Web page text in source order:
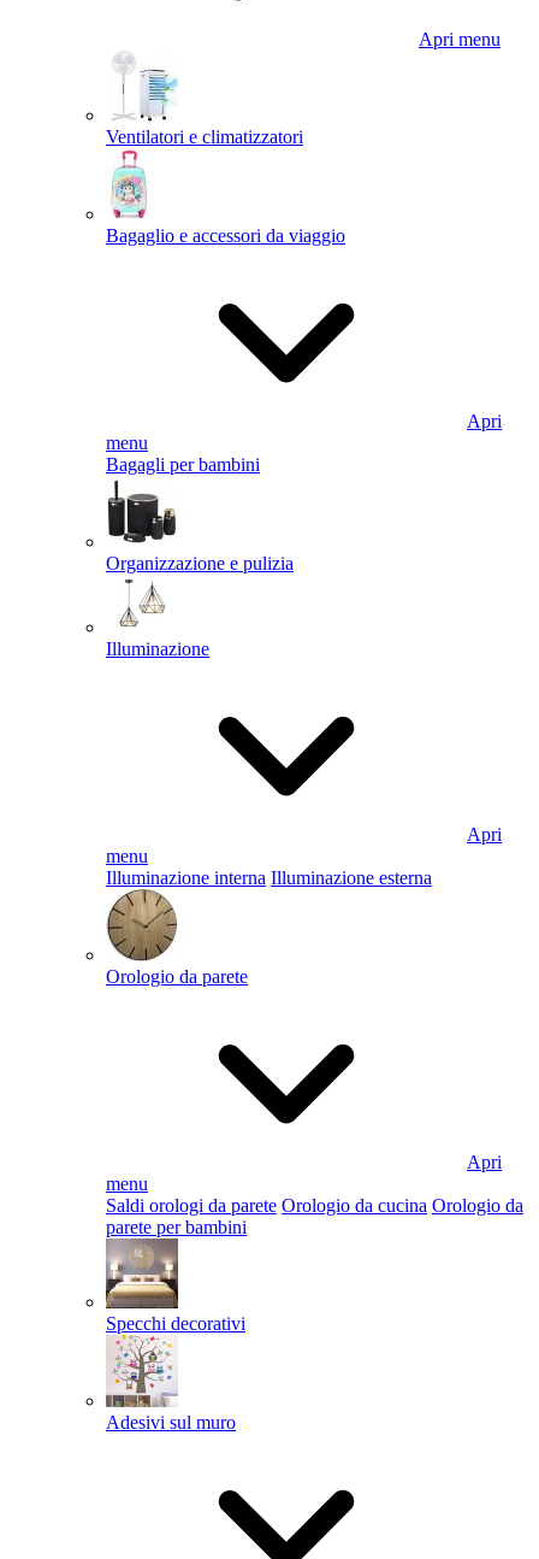
Apri menu
Ventilatori e climatizzatori
Bagaglio e accessori da viaggio
Apri
menu
Bagagli per bambini
Organizzazione e pulizia
Illuminazione
Apri
menu
Illuminazione interna Illuminazione esterna
Orologio da parete
Apri
menu
Saldi orologi da parete Orologio da cucina Orologio da
parete per bambini
Specchi decorativi
Adesivi sul muro